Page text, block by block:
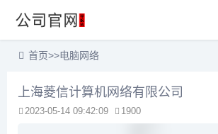
首页>>电脑网络
上海菱信计算机网络有限公司
2023-05-14 09:42:09 1900